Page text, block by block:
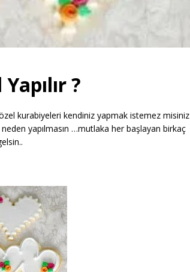
?
kurabiyeleri kendiniz yapmak istemez misiniz
yapılmasın …mutlaka her başlayan birkaç